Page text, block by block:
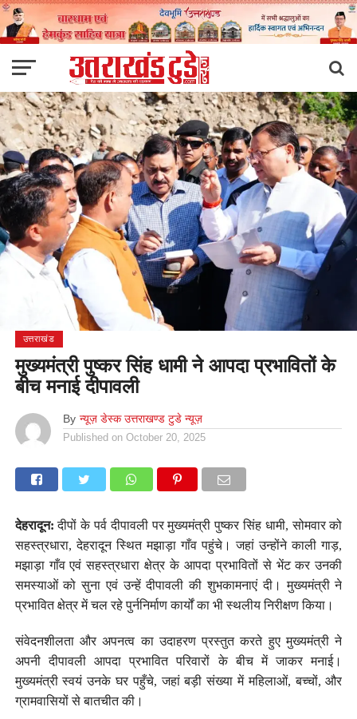
उत्तराखंड
मुख्यमंत्री पुष्कर सिंह धामी ने आपदा प्रभावितों के
बीच मनाई दीपावली
By न्यूज़ डेस्क उत्तराखण्ड टुडे न्यूज़
Published on October 20, 2025
देहरादून: दीपों के पर्व दीपावली पर मुख्यमंत्री पुष्कर सिंह धामी, सोमवार को
सहस्त्रधारा, देहरादून स्थित मझाड़ा गाँव पहुंचे। जहां उन्होंने काली गाड़,
मझाड़ा गाँव एवं सहस्त्रधारा क्षेत्र के आपदा प्रभावितों से भेंट कर उनकी
समस्याओं को सुना एवं उन्हें दीपावली की शुभकामनाएं दी। मुख्यमंत्री ने
प्रभावित क्षेत्र में चल रहे पुर्ननिर्माण कार्यों का भी स्थलीय निरीक्षण किया।
संवेदनशीलता और अपनत्व का उदाहरण प्रस्तुत करते हुए मुख्यमंत्री ने
अपनी दीपावली आपदा प्रभावित परिवारों के बीच में जाकर मनाई।
मुख्यमंत्री स्वयं उनके घर पहुँचे, जहां बड़ी संख्या में महिलाओं, बच्चों, और
ग्रामवासियों से बातचीत की।